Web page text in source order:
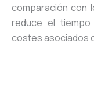
comparación con
reduce el
costes asociados